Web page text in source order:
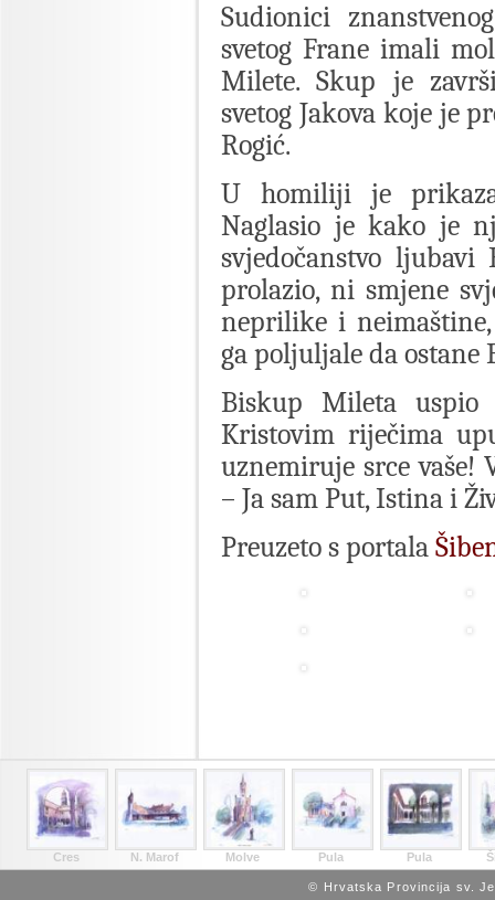
Sudionici
svetog Frane imali
Milete. Skup je
svetog Jakova koje je
Rogić.
U homiliji je
Naglasio je kako je
svjedočanstvo
prolazio, ni smjene
neprilike i
ga poljuljale da ostane
Biskup Mileta
Kristovim riječima
uznemiruje srce vaše!
– Ja sam Put, Istina i
Preuzeto s portala
Cres N. Marof Molve Pula Pula
© Hrvatska Provincija sv.